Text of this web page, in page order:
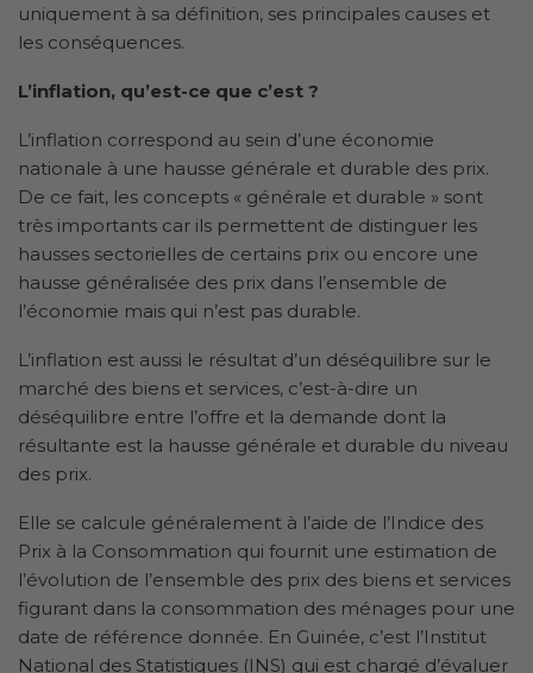
uniquement à sa définition, ses principales causes et
les conséquences.
L’inflation, qu’est-ce que c’est ?
L’inflation correspond au sein d’une économie
nationale à une hausse générale et durable des prix.
De ce fait, les concepts « générale et durable » sont
très importants car ils permettent de distinguer les
hausses sectorielles de certains prix ou encore une
hausse généralisée des prix dans l’ensemble de
l’économie mais qui n’est pas durable.
L’inflation est aussi le résultat d’un déséquilibre sur le
marché des biens et services, c’est-à-dire un
déséquilibre entre l’offre et la demande dont la
résultante est la hausse générale et durable du niveau
des prix.
Elle se calcule généralement à l’aide de l’Indice des
Prix à la Consommation qui fournit une estimation de
l’évolution de l’ensemble des prix des biens et services
figurant dans la consommation des ménages pour une
date de référence donnée. En Guinée, c’est l’Institut
National des Statistiques (INS) qui est chargé d’évaluer